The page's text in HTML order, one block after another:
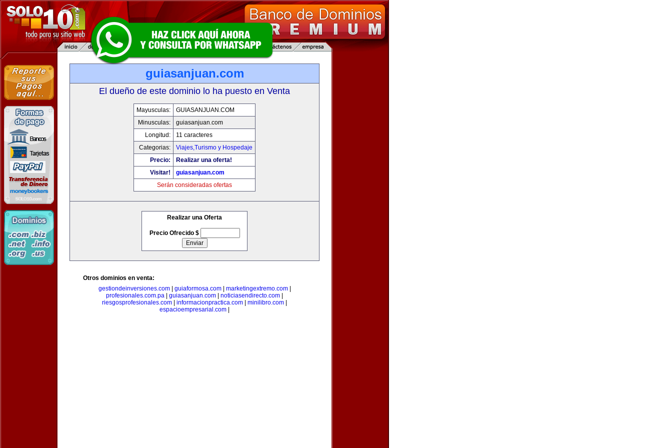
guiasanjuan.com
El dueño de este dominio lo ha puesto en Venta
Mayusculas:
GUIASANJUAN.COM
Minusculas:
guiasanjuan.com
Longitud:
11 caracteres
Categorias:
Viajes,Turismo y Hospedaje
Precio:
Realizar una oferta!
Visitar!
guiasanjuan.com
Serán consideradas ofertas
Realizar una Oferta
Precio Ofrecido $
Otros dominios en venta:
gestiondeinversiones.com| guiaformosa.com| marketingextremo.com|
profesionales.com.pa
guiasanjuan.com noticiasendirecto.com
riesgosprofesionales.com
informacionpractica.com minilibro.com
espacioempresarial.com